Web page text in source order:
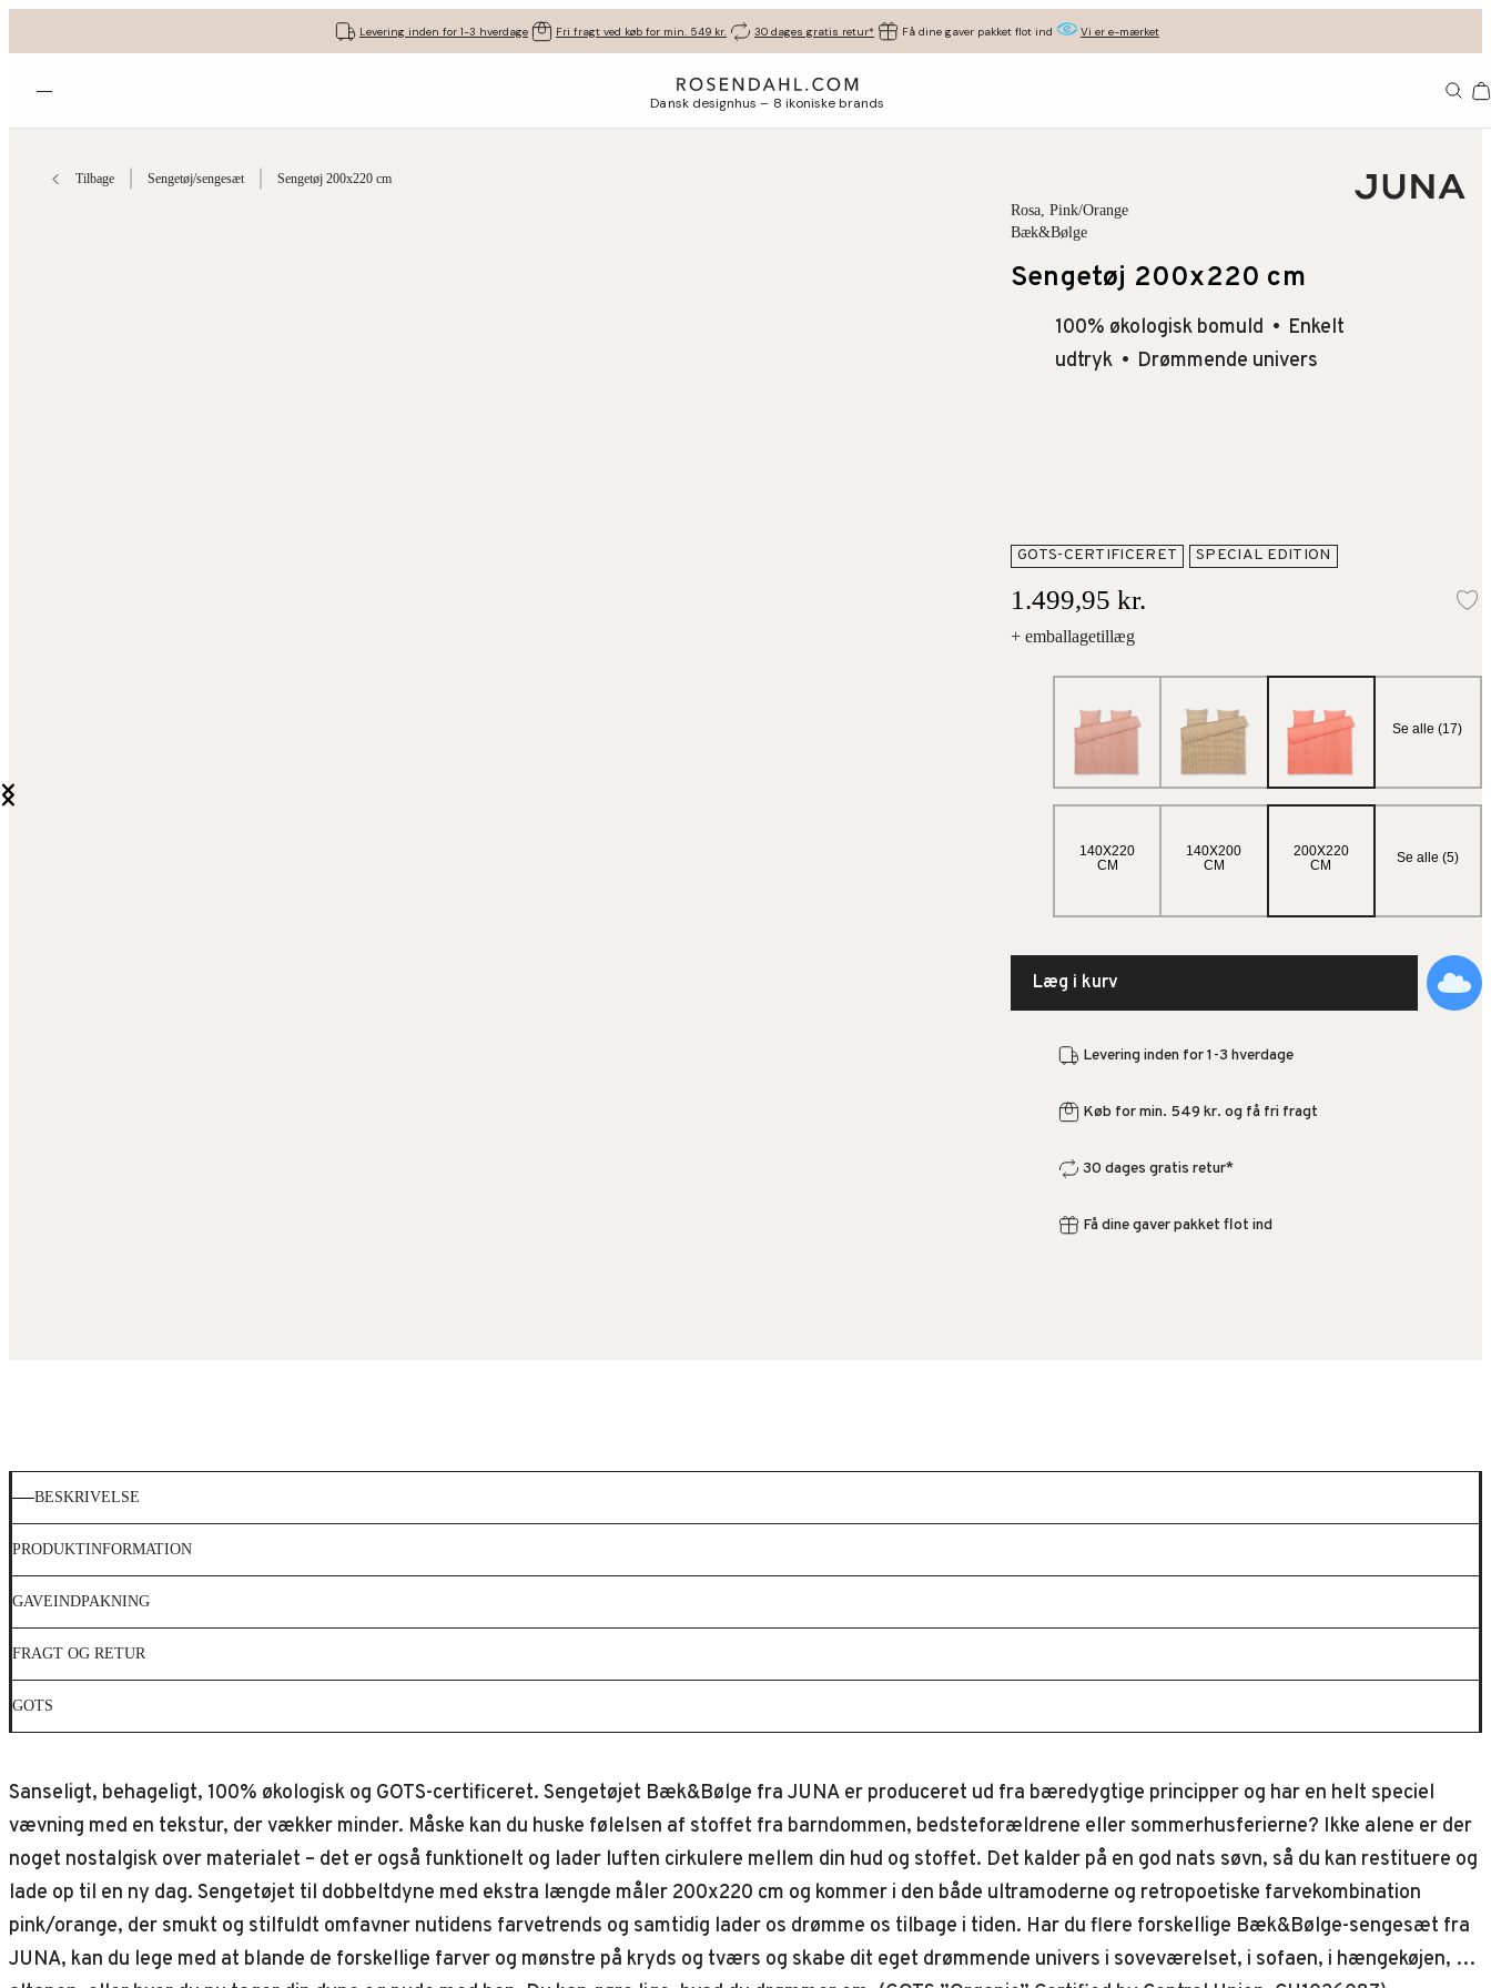
Levering inden for 1-3 hverdage Fri fragt ved køb for min. 549 kr. 30 dages gratis retur* Få dine gaver pakket flot ind Vi er e-mærket
Åbn menuen Dansk designhus – 8 ikoniske brands
Tilbage Sengetøj/sengesæt Sengetøj 200x220 cm
Rosa , Pink/Orange
Bæk&Bølge
Sengetøj 200x220 cm
100% økologisk bomuld
Enkelt
udtryk
Drømmende univers
GOTS-CERTIFICERET SPECIAL EDITION
1.499,95 kr.
+ emballagetillæg
Se alle (17)
140X220
CM
140X200
CM
200X220
CM
Se alle (5)
Læg i kurv
Levering inden for 1-3 hverdage
Køb for min. 549 kr. og få fri fragt
30 dages gratis retur*
Få dine gaver pakket flot ind
BESKRIVELSE
PRODUKTINFORMATION
GAVEINDPAKNING
FRAGT OG RETUR
GOTS
Sanseligt, behageligt, 100% økologisk og GOTS-certificeret. Sengetøjet Bæk&Bølge fra JUNA er produceret ud fra bæredygtige principper og har en helt speciel
vævning med en tekstur, der vækker minder. Måske kan du huske følelsen af stoffet fra barndommen, bedsteforældrene eller sommerhusferierne? Ikke alene er der
noget nostalgisk over materialet – det er også funktionelt og lader luften cirkulere mellem din hud og stoffet. Det kalder på en god nats søvn, så du kan restituere og
lade op til en ny dag. Sengetøjet til dobbeltdyne med ekstra længde måler 200x220 cm og kommer i den både ultramoderne og retropoetiske farvekombination
pink/orange, der smukt og stilfuldt omfavner nutidens farvetrends og samtidig lader os drømme os tilbage i tiden. Har du flere forskellige Bæk&Bølge-sengesæt fra
JUNA, kan du lege med at blande de forskellige farver og mønstre på kryds og tværs og skabe dit eget drømmende univers i soveværelset, i sofaen, i hængekøjen, på